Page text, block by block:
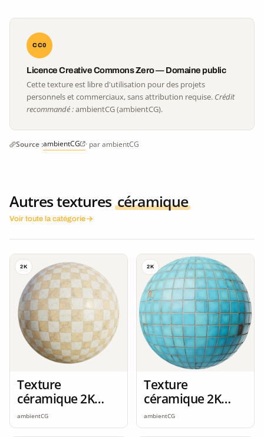
CC0
Licence Creative Commons Zero — Domaine public
Cette texture est libre d'utilisation pour des projets
personnels et commerciaux, sans attribution requise. Crédit
recommandé :ambientCG (ambientCG).
Source :ambientCG · par ambientCG
Autres textures céramique
Voir toute la catégorie
2K
Texture
céramique 2K
seamless
ambientCG
2K
Texture
céramique 2K
seamless
ambientCG